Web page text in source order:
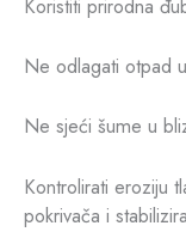
Koristiti prirodna
Ne odlagati otpad
Ne sjeći šume u
Kontrolirati eroziju
pokrivača i